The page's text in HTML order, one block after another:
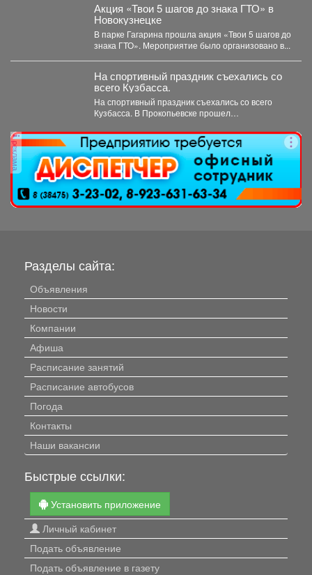
Акция «Твои 5 шагов до знака ГТО» в
Новокузнецке
В парке Гагарина прошла акция «Твои 5 шагов до
знака ГТО». Мероприятие было организовано в...
На спортивный праздник съехались со
всего Кузбасса.
На спортивный праздник съехались со всего
Кузбасса. В Прокопьевске прошел
реклама
Разделы сайта:
Объявления
Новости
Компании
Афиша
Расписание занятий
Расписание автобусов
Погода
Контакты
Наши вакансии
Быстрые ссылки:
Установить приложение
Личный кабинет
Подать объявление
Подать объявление в газету